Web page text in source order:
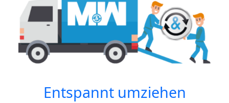
Entspannt umziehen